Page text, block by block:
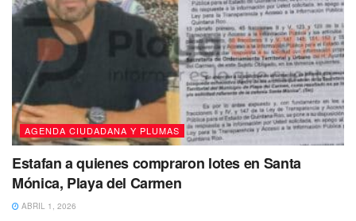
— playaaldia (@playaaldia)February 13,
2020
Pero afortunadamente cada vez hay más
establecimientos que apoyanque cuando alguien quiere
disfrutar de un paseo, una comida o divertirse en lugares
públicospueda realizarlo con sus mascotas.
https://www.facebook.com/playaaldia/posts/268644751146
AGENDA CIUDADANA Y PLUMAS
Estafan a quienes compraron lotes en Santa
Mónica, Playa del Carmen
ABRIL 1, 2026